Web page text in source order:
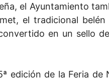
el Ayuntamiento
el tradicional
en un sello
edición de la Feria